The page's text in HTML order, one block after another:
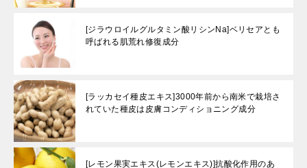
[ジラウロイルグルタミン酸リシンNa]ベリセアとも
呼ばれる肌荒れ修復成分
[ラッカセイ種皮エキス]3000年前から南米で栽培さ
れていた種皮は皮膚コンディショニング成分
[レモン果実エキス(レモンエキス)]抗酸化作用のあ